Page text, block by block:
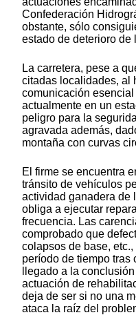
Confederación
obstante, sólo
estado de deterioro de
La carretera, pese a
citadas localidades, al
comunicación
actualmente en un
peligro para la
agravada además,
montaña con curvas
El firme se encuentra
tránsito de vehículos
actividad ganadera de
obliga a ejecutar
frecuencia. Las
comprobado que
colapsos de base,
período de tiempo tras
llegado a la
actuación de
deja de ser si no una
ataca la raíz del